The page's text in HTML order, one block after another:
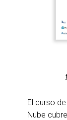
El curso
Nube